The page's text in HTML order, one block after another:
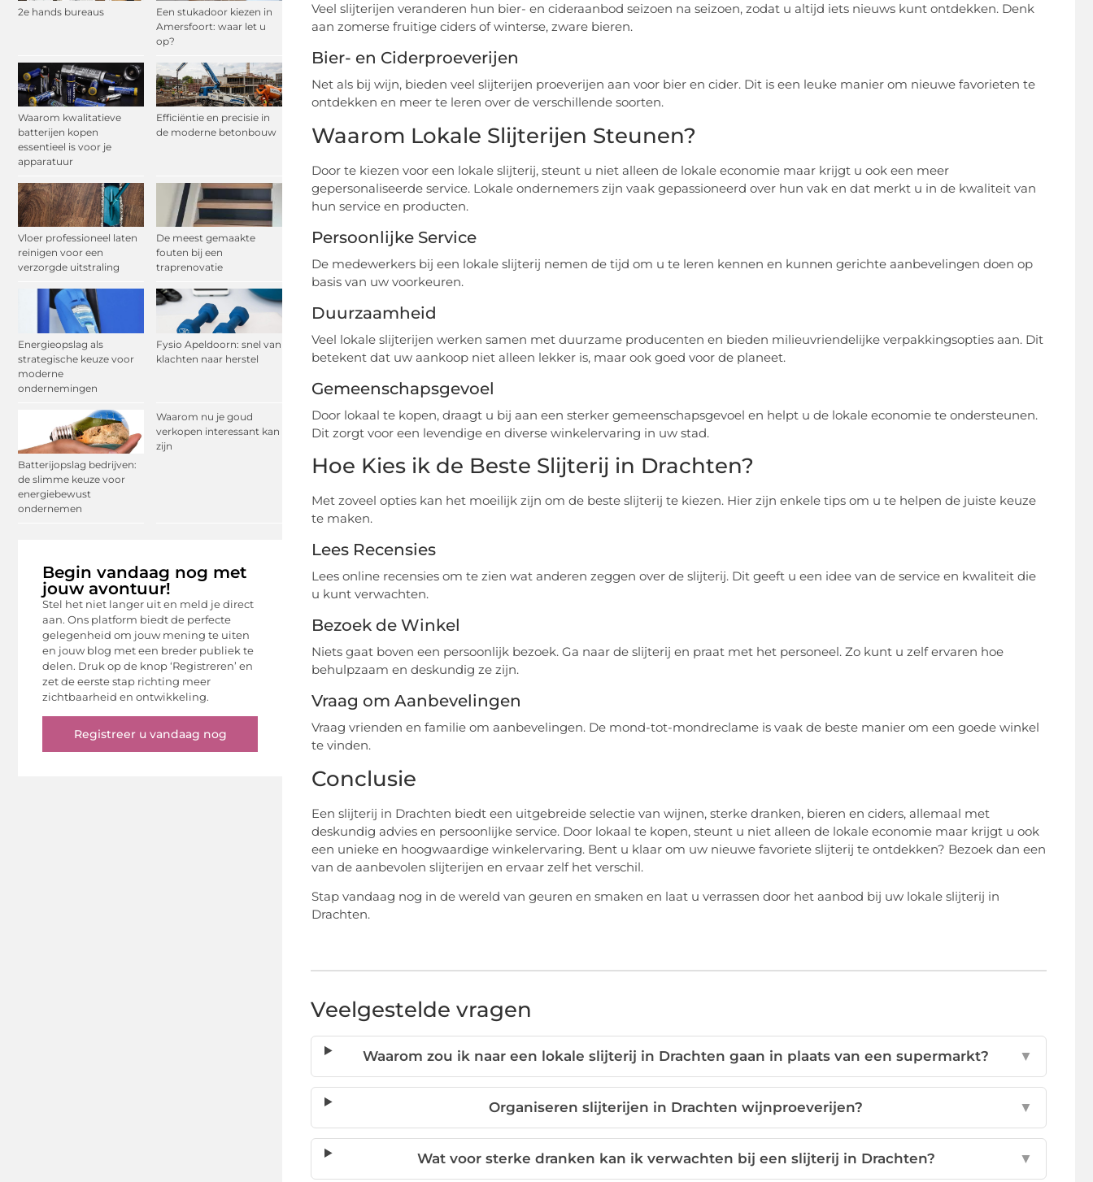
2e hands bureaus
Een stukadoor kiezen in
Amersfoort: waar let u
op?
Waarom kwalitatieve
batterijen kopen
essentieel is voor je
apparatuur
Efficiëntie en precisie in
de moderne betonbouw
Vloer professioneel laten
reinigen voor een
verzorgde uitstraling
De meest gemaakte
fouten bij een
traprenovatie
Energieopslag als
strategische keuze voor
moderne
ondernemingen
Fysio Apeldoorn: snel van
klachten naar herstel
Batterijopslag bedrijven:
de slimme keuze voor
energiebewust
ondernemen
Waarom nu je goud
verkopen interessant kan
zijn
Begin vandaag nog met
jouw avontuur!
Stel het niet langer uit en meld je direct
aan. Ons platform biedt de perfecte
gelegenheid om jouw mening te uiten
en jouw blog met een breder publiek te
delen. Druk op de knop ‘Registreren’ en
zet de eerste stap richting meer
zichtbaarheid en ontwikkeling.
Registreer u vandaag nog
Veel slijterijen veranderen hun bier- en cideraanbod seizoen na seizoen, zodat u altijd iets nieuws kunt ontdekken. Denk
aan zomerse fruitige ciders of winterse, zware bieren.
Bier- en Ciderproeverijen
Net als bij wijn, bieden veel slijterijen proeverijen aan voor bier en cider. Dit is een leuke manier om nieuwe favorieten te
ontdekken en meer te leren over de verschillende soorten.
Waarom Lokale Slijterijen Steunen?
Door te kiezen voor een lokale slijterij, steunt u niet alleen de lokale economie maar krijgt u ook een meer
gepersonaliseerde service. Lokale ondernemers zijn vaak gepassioneerd over hun vak en dat merkt u in de kwaliteit van
hun service en producten.
Persoonlijke Service
De medewerkers bij een lokale slijterij nemen de tijd om u te leren kennen en kunnen gerichte aanbevelingen doen op
basis van uw voorkeuren.
Duurzaamheid
Veel lokale slijterijen werken samen met duurzame producenten en bieden milieuvriendelijke verpakkingsopties aan. Dit
betekent dat uw aankoop niet alleen lekker is, maar ook goed voor de planeet.
Gemeenschapsgevoel
Door lokaal te kopen, draagt u bij aan een sterker gemeenschapsgevoel en helpt u de lokale economie te ondersteunen.
Dit zorgt voor een levendige en diverse winkelervaring in uw stad.
Hoe Kies ik de Beste Slijterij in Drachten?
Met zoveel opties kan het moeilijk zijn om de beste slijterij te kiezen. Hier zijn enkele tips om u te helpen de juiste keuze
te maken.
Lees Recensies
Lees online recensies om te zien wat anderen zeggen over de slijterij. Dit geeft u een idee van de service en kwaliteit die
u kunt verwachten.
Bezoek de Winkel
Niets gaat boven een persoonlijk bezoek. Ga naar de slijterij en praat met het personeel. Zo kunt u zelf ervaren hoe
behulpzaam en deskundig ze zijn.
Vraag om Aanbevelingen
Vraag vrienden en familie om aanbevelingen. De mond-tot-mondreclame is vaak de beste manier om een goede winkel
te vinden.
Conclusie
Een slijterij in Drachten biedt een uitgebreide selectie van wijnen, sterke dranken, bieren en ciders, allemaal met
deskundig advies en persoonlijke service. Door lokaal te kopen, steunt u niet alleen de lokale economie maar krijgt u ook
een unieke en hoogwaardige winkelervaring. Bent u klaar om uw nieuwe favoriete slijterij te ontdekken? Bezoek dan een
van de aanbevolen slijterijen en ervaar zelf het verschil.
Stap vandaag nog in de wereld van geuren en smaken en laat u verrassen door het aanbod bij uw lokale slijterij in
Drachten.
Veelgestelde vragen
Waarom zou ik naar een lokale slijterij in Drachten gaan in plaats van een supermarkt? ▼
Organiseren slijterijen in Drachten wijnproeverijen? ▼
Wat voor sterke dranken kan ik verwachten bij een slijterij in Drachten? ▼